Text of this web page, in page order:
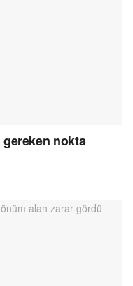
gereken nokta